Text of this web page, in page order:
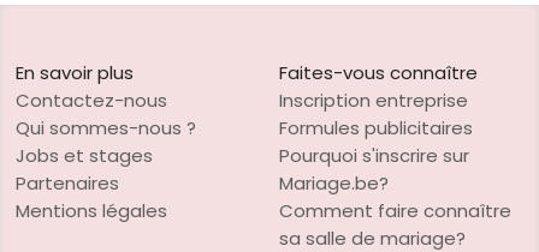
En savoir plus
Contactez-nous
Qui sommes-nous ?
Jobs et stages
Partenaires
Mentions légales
Faites-vous connaître
Inscription entreprise
Formules publicitaires
Pourquoi s'inscrire sur
Mariage.be?
Comment faire connaître
sa salle de mariage?